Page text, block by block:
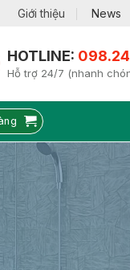
Giới thiệu News
HOTLINE:
Hỗ trợ 24/7 (nhanh